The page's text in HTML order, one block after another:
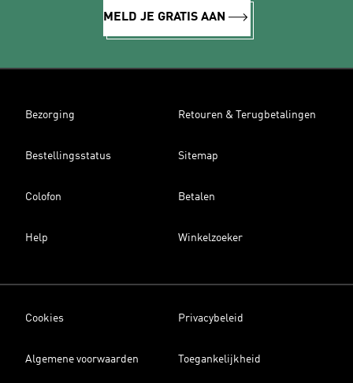
MELD JE GRATIS AAN
Bezorging Retouren & Terugbetalingen
Bestellingsstatus Sitemap
Colofon Betalen
Help Winkelzoeker
Cookies Privacybeleid
Algemene voorwaarden Toegankelijkheid